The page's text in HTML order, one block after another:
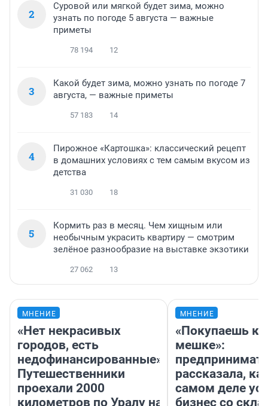
2
Суровой или мягкой будет зима, можно
узнать по погоде 5 августа — важные
приметы
78 194 12
3
Какой будет зима, можно узнать по погоде 7
августа, — важные приметы
57 183 14
4
Пирожное «Картошка»: классический рецепт
в домашних условиях с тем самым вкусом из
детства
31 030 18
5
Кормить раз в месяц. Чем хищным или
необычным украсить квартиру — смотрим
зелёное разнообразие на выставке экзотики
27 062 13
МНЕНИЕ
«Нет некрасивых
городов, есть
недофинансированные».
Путешественники
проехали 2000
километров по Уралу на
МНЕНИЕ
«Покупаешь
мешке»:
рассказала,
самом деле
бизнес со